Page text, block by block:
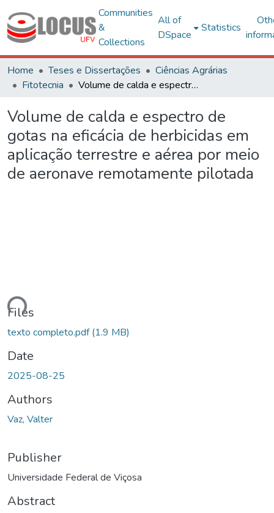
Communities
&
Collections
All of
DSpace
Statistics
Home Teses e Dissertações
Ciências Agrárias
Fitotecnia
Volume de calda e espectro de gotas na eficácia de herbicidas em aplicação terrestre e aérea por meio de aeronave remotamente pilotada
Volume de calda e espectro de
gotas na eficácia de herbicidas em
aplicação terrestre e aérea por meio
de aeronave remotamente pilotada
Files
texto completo.pdf(1.9 MB)
Date
2025-08-25
Authors
Vaz, Valter
Publisher
Universidade Federal de Viçosa
Abstract